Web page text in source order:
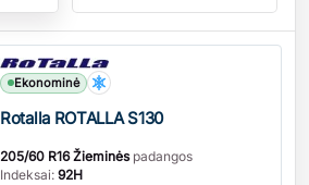
Ekonominė
Rotalla ROTALLA S130
205/60 R16 Žieminėspadangos
Indeksai: 92H